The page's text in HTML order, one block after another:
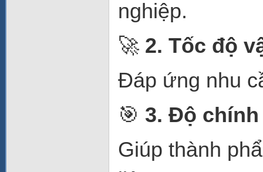
nghiệp.
🚀 2. Tốc độ
Đáp ứng nhu
🎯 3. Độ
Giúp thành